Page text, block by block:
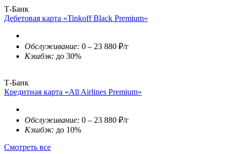
Т-Банк
Дебетовая карта «Tinkoff Black Premium»
Обслуживание: 0 – 23 880 ₽/г
Кэшбэк: до 30%
Т-Банк
Кредитная карта «All Airlines Premium»
Обслуживание: 0 – 23 880 ₽/г
Кэшбэк: до 10%
Смотреть все